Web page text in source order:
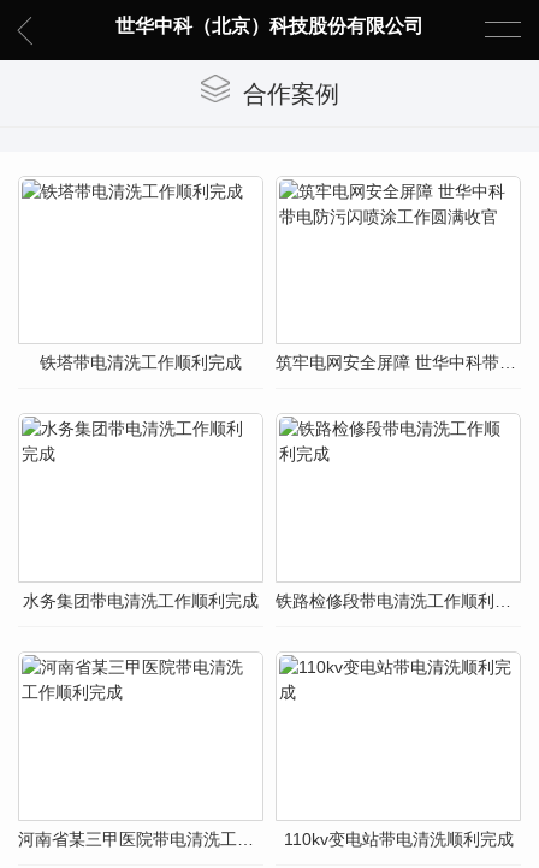
世华中科（北京）科技股份有限公司
合作案例
铁塔带电清洗工作顺利完成 筑牢电网安全屏障 世华中科带电防污闪喷涂工作圆满收官
水务集团带电清洗工作顺利完成
110kv变电站带电清洗顺利完成